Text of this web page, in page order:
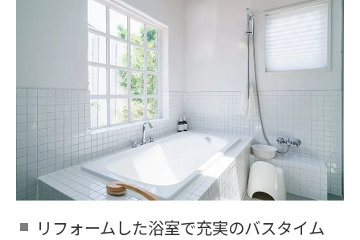
リフォームした浴室で充実のバスタイム